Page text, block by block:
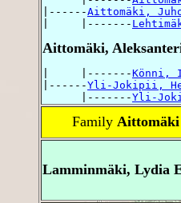
|------Aittomäki,
|     |-------
Aittomäki,
|     |-------Könni,
|------Yli-Jokipii,
      |-------
Yli-
Family
Lamminmäki, Lydia